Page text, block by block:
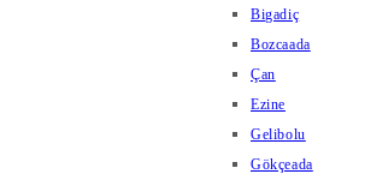
Bigadiç
Bozcaada
Çan
Ezine
Gelibolu
Gökçeada